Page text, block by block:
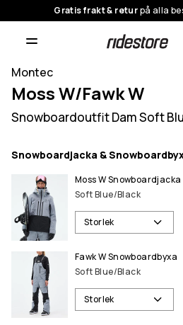
Gratis frakt & returpå alla
Montec
Moss W/Fawk W
Snowboardoutfit Dam Soft
Snowboardjacka &
Moss W Snowboardjacka
Soft Blue/Black
Storlek
Fawk W Snowboardbyxa
Soft Blue/Black
Storlek